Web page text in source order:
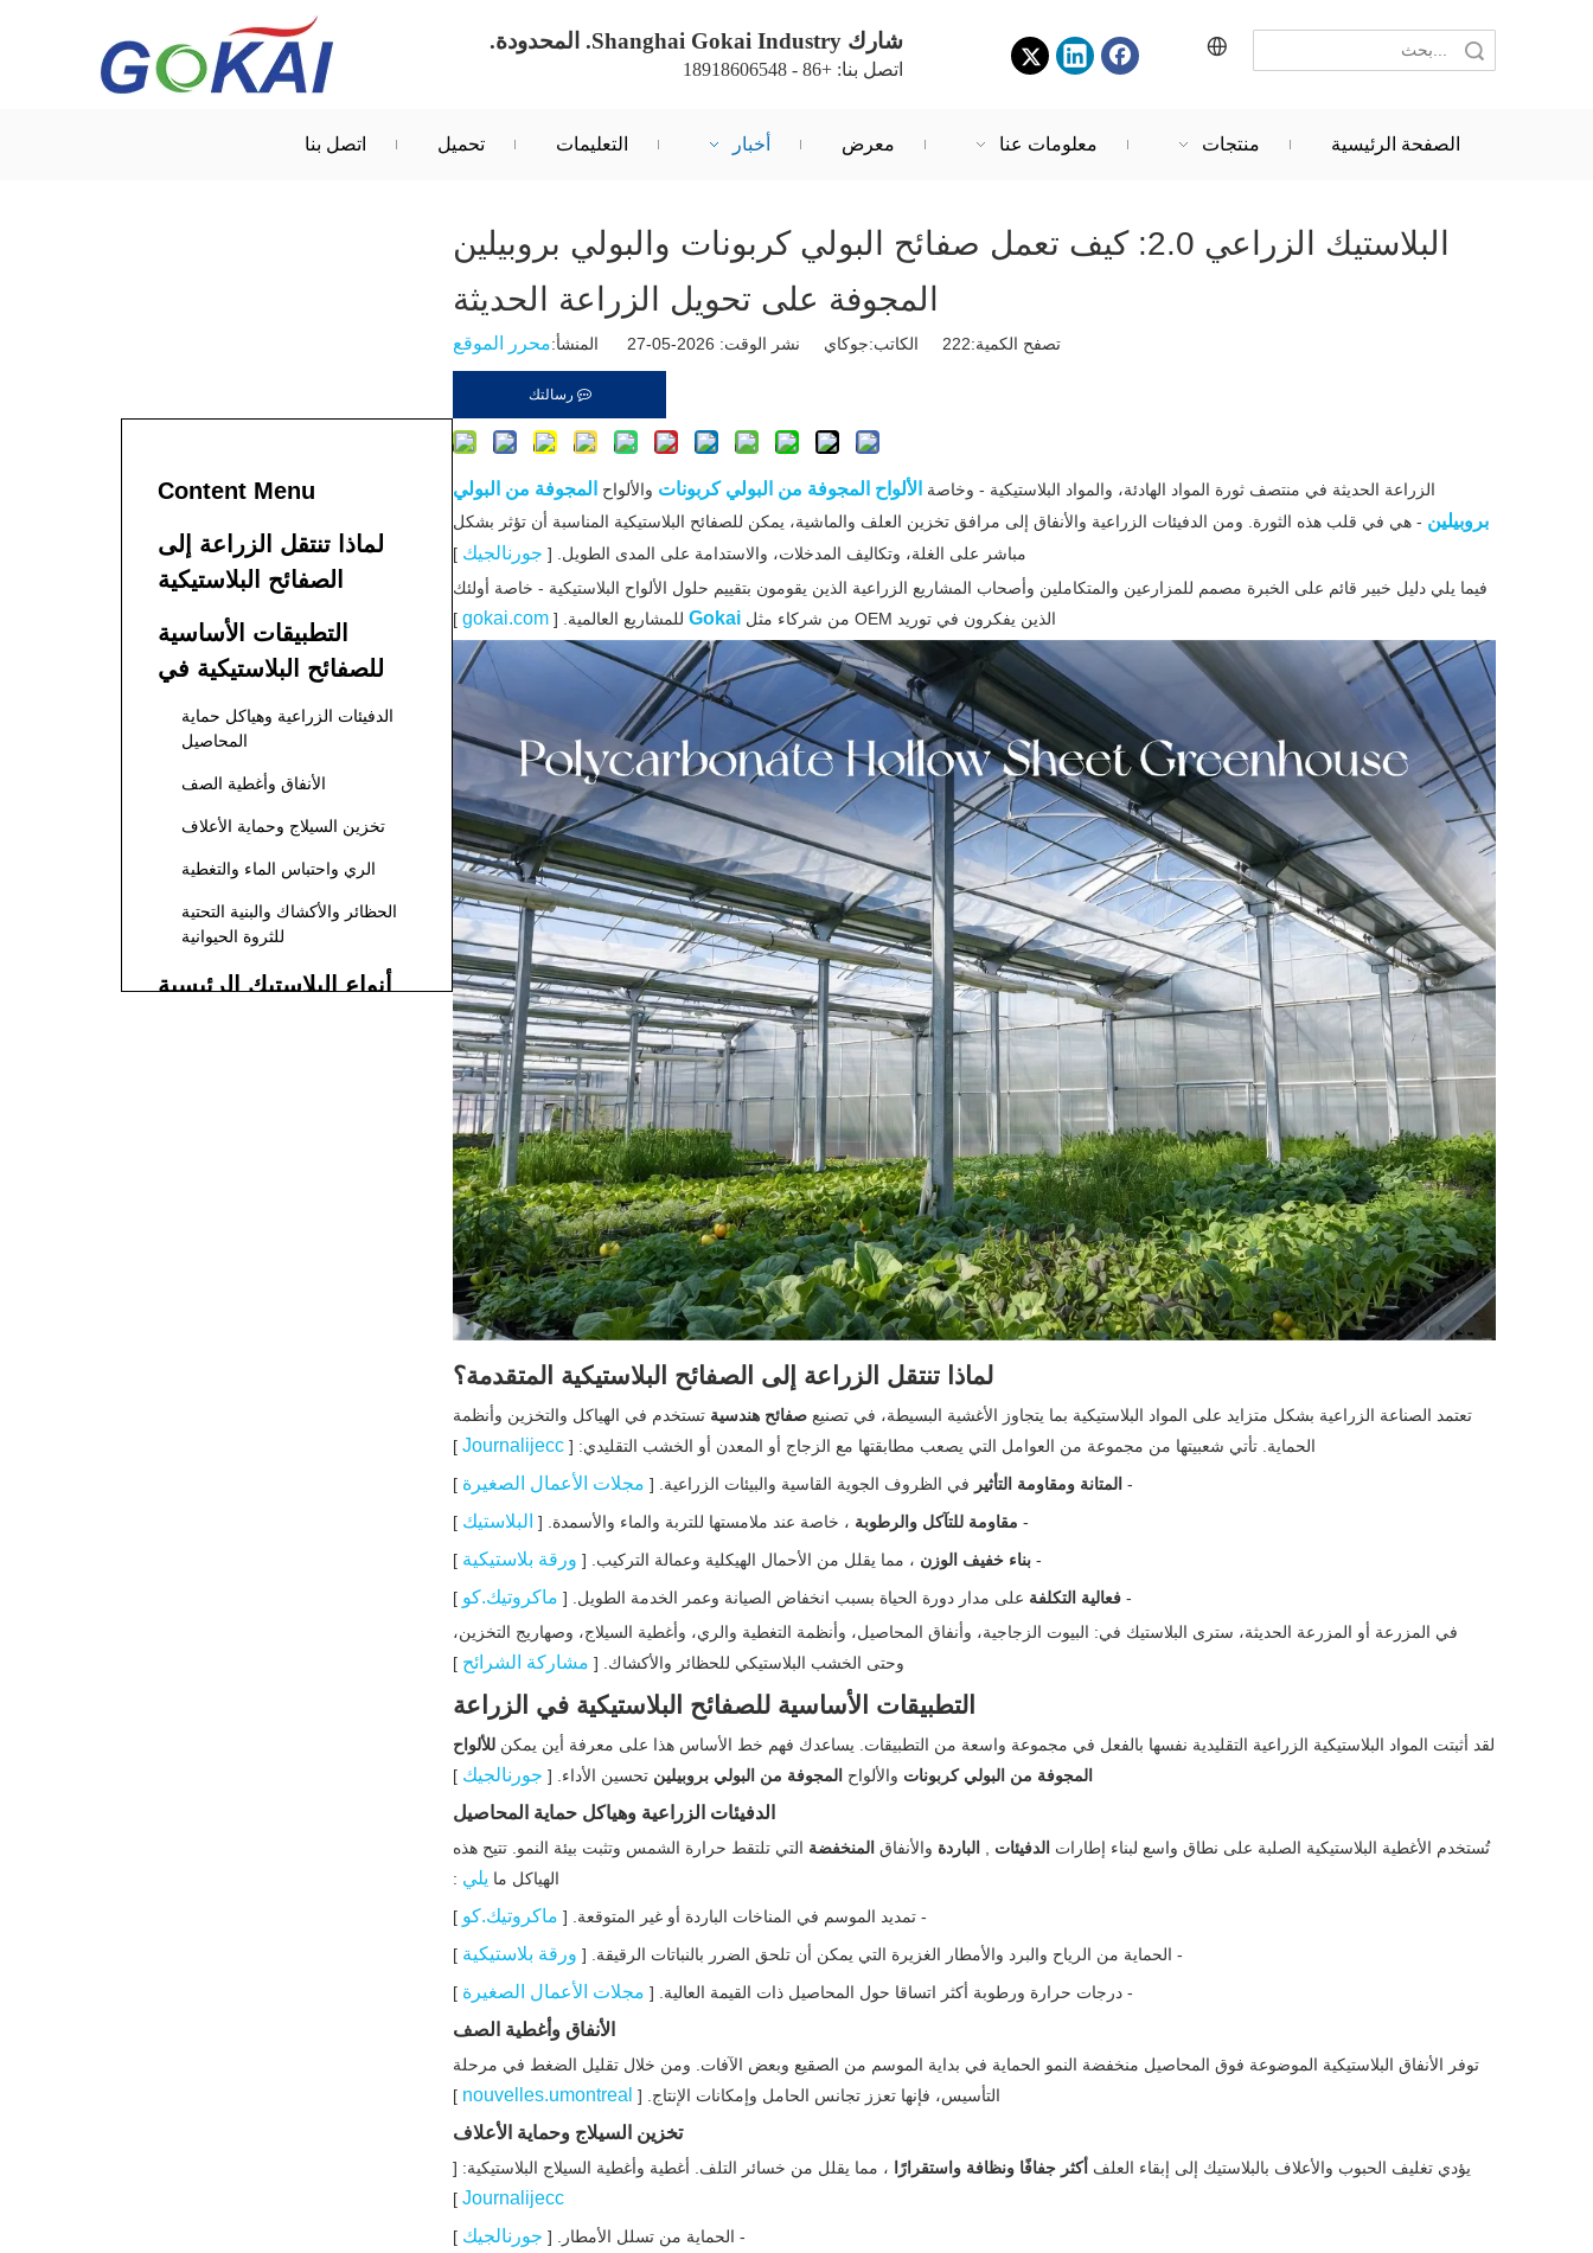
شارك Shanghai Gokai Industry. المحدودة.
اتصل بنا: +86 - 18918606548
الصفحة الرئيسية منتجات معلومات عنا معرض أخبار التعليمات تحميل اتصل بنا
البلاستيك الزراعي 2.0: كيف تعمل صفائح البولي كربونات والبولي بروبيلين
المجوفة على تحويل الزراعة الحديثة
تصفح الكمية:222 الكاتب:جوكاي نشر الوقت: 2026-05-27 المنشأ: محرر الموقع
رسالتك
الزراعة الحديثة في منتصف ثورة المواد الهادئة، والمواد البلاستيكية - وخاصة الألواح المجوفة من البولي كربونات والألواح
المجوفة من البولي
بروبيلين - هي في قلب هذه الثورة. ومن الدفيئات الزراعية والأنفاق إلى مرافق تخزين العلف والماشية، يمكن للصفائح البلاستيكية المناسبة أن تؤثر بشكل
مباشر على الغلة، وتكاليف المدخلات، والاستدامة على المدى الطويل. [ جورنالجيك ]
فيما يلي دليل خبير قائم على الخبرة مصمم للمزارعين والمتكاملين وأصحاب المشاريع الزراعية الذين يقومون بتقييم حلول الألواح البلاستيكية - خاصة أولئك
الذين يفكرون في توريد OEM من شركاء مثل
Gokai للمشاريع العالمية. [ gokai.com
]
لماذا تنتقل الزراعة إلى الصفائح البلاستيكية المتقدمة؟
تعتمد الصناعة الزراعية بشكل متزايد على المواد البلاستيكية بما يتجاوز الأغشية البسيطة، في تصنيع صفائح هندسية تستخدم في الهياكل والتخزين وأنظمة
الحماية. تأتي شعبيتها من مجموعة من العوامل التي يصعب مطابقتها مع الزجاج أو المعدن أو الخشب التقليدي: [ Journalijecc
]
- المتانة ومقاومة التأثير في الظروف الجوية القاسية والبيئات الزراعية. [ مجلات الأعمال الصغيرة ]
- مقاومة للتآكل والرطوبة ، خاصة عند ملامستها للتربة والماء والأسمدة. [ البلاستيك ]
- بناء خفيف الوزن ، مما يقلل من الأحمال الهيكلية وعمالة التركيب. [ ورقة بلاستيكية ]
- فعالية التكلفة على مدار دورة الحياة بسبب انخفاض الصيانة وعمر الخدمة الطويل. [ ماكروتيك.كو ]
في المزرعة أو المزرعة الحديثة، سترى البلاستيك في: البيوت الزجاجية، وأنفاق المحاصيل، وأنظمة التغطية والري، وأغطية السيلاج، وصهاريج التخزين،
وحتى الخشب البلاستيكي للحظائر والأكشاك. [ مشاركة الشرائح ]
التطبيقات الأساسية للصفائح البلاستيكية في الزراعة
لقد أثبتت المواد البلاستيكية الزراعية التقليدية نفسها بالفعل في مجموعة واسعة من التطبيقات. يساعدك فهم خط الأساس هذا على معرفة أين يمكن للألواح
المجوفة من البولي كربونات والألواح المجوفة من البولي بروبيلين تحسين الأداء. [ جورنالجيك ]
الدفيئات الزراعية وهياكل حماية المحاصيل
تُستخدم الأغطية البلاستيكية الصلبة على نطاق واسع لبناء إطارات الدفيئات الباردة والأنفاق المنخفضة التي تلتقط حرارة الشمس وتثبت بيئة النمو. تتيح هذه
الهياكل ما يلي :
- تمديد الموسم في المناخات الباردة أو غير المتوقعة. [ ماكروتيك.كو ]
- الحماية من الرياح والبرد والأمطار الغزيرة التي يمكن أن تلحق الضرر بالنباتات الرقيقة. [ ورقة بلاستيكية ]
- درجات حرارة ورطوبة أكثر اتساقا حول المحاصيل ذات القيمة العالية. [ مجلات الأعمال الصغيرة ]
الأنفاق وأغطية الصف
توفر الأنفاق البلاستيكية الموضوعة فوق المحاصيل منخفضة النمو الحماية في بداية الموسم من الصقيع وبعض الآفات. ومن خلال تقليل الضغط في مرحلة
التأسيس، فإنها تعزز تجانس الحامل وإمكانات الإنتاج. [ nouvelles.umontreal
]
تخزين السيلاج وحماية الأعلاف
يؤدي تغليف الحبوب والأعلاف بالبلاستيك إلى إبقاء العلف أكثر جفافًا ونظافة واستقرارًا ، مما يقلل من خسائر التلف. أغطية وأغطية السيلاج البلاستيكية: [
Journalijecc
]
- الحماية من تسلل الأمطار. [ جورنالجيك ]
Content Menu
لماذا تنتقل الزراعة إلى
الصفائح البلاستيكية
المتقدمة؟
التطبيقات الأساسية
للصفائح البلاستيكية في
الزراعة
الدفيئات الزراعية وهياكل حماية
المحاصيل
الأنفاق وأغطية الصف
تخزين السيلاج وحماية الأعلاف
الري واحتباس الماء والتغطية
الحظائر والأكشاك والبنية التحتية
للثروة الحيوانية
أنواع البلاستيك الرئيسية